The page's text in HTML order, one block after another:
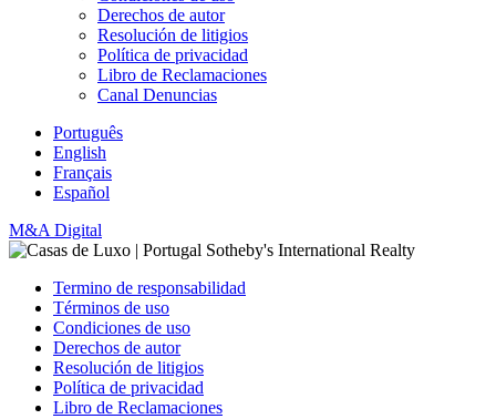
Derechos de autor
Resolución de litigios
Política de privacidad
Libro de Reclamaciones
Canal Denuncias
Português
English
Français
Español
M&A Digital
Termino de responsabilidad
Términos de uso
Condiciones de uso
Derechos de autor
Resolución de litigios
Política de privacidad
Libro de Reclamaciones